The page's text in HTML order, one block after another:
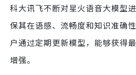
科大讯飞不断对星火语音大模型
保其在语感、流畅度和知识准确
户通过定期更新模型，能够获得
增强。